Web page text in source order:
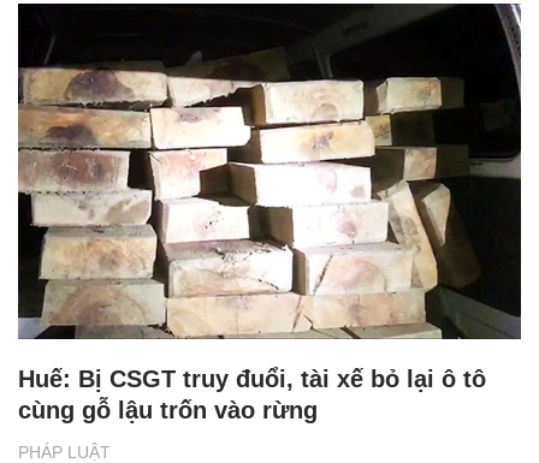
PHÁP LUẬT
Huế: Bị CSGT truy đuổi, tài xế bỏ lại ô tô
cùng gỗ lậu trốn vào rừng